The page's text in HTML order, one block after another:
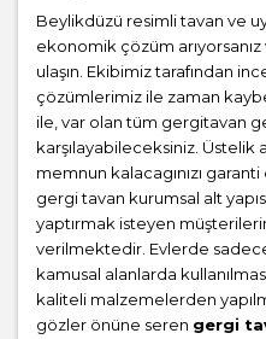
Beylikdüzü resimli tavan ve
ekonomik çözüm
ulaşın. Ekibimiz tarafından
çözümlerimiz ile zaman
ile, var olan tüm gergitavan
karşılayabileceksiniz. Üstelik
memnun kalacagınızı
gergi tavan kurumsal alt
yaptırmak isteyen
verilmektedir. Evlerde
kamusal alanlarda
kaliteli malzemelerden
gözler önüne seren gergi